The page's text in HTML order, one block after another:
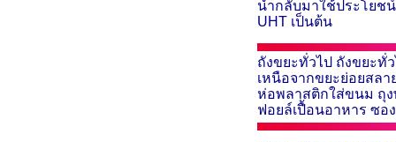
นำกลับมาใช้ประโยช
UHT เป็นต้น
ถังขยะทั่วไป ถังขยะทั่
เหนือจากขยะย่อยสล
ห่อพลาสติกใส่ขนม ถุง
ฟอยล์เปื้อนอาหาร ซอ